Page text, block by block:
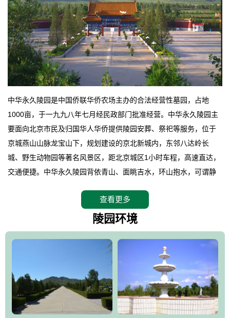
中华永久陵园是中国侨联华侨农场主办的合法经营性墓园，占地
1000亩，于一九九八年七月经民政部门批准经营。中华永久陵园主
要面向北京市民及归国华人华侨提供陵园安葬、祭祀等服务，位于
京城燕山山脉龙宝山下，规划建设的京北新城内，东邻八达岭长
城、野生动物园等著名风景区，距北京城区1小时车程，高速直达，
交通便捷。中华永久陵园背依青山、面眺吉水，环山抱水，可谓静
地。在总体设计上完全以中国传统文化作为前渠，由三条山脊环绕
而成，宛如一把太师椅，呈坐南朝北向，左青龙，右白虎，前朱
环绕挡住了外界的风吹，流动的生气遇到官厅的水又止住了，正好
符合山环水抱，藏风纳气的要求。中华永久陵园风景庄重典雅、气
势如宏，是华北地区最大的平川式墓园，陵园以皇家建筑风格为载
体吸取现代园林艺术之精华
查看更多
陵园环境